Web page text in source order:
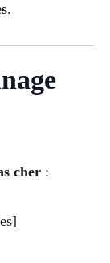
.
cher :